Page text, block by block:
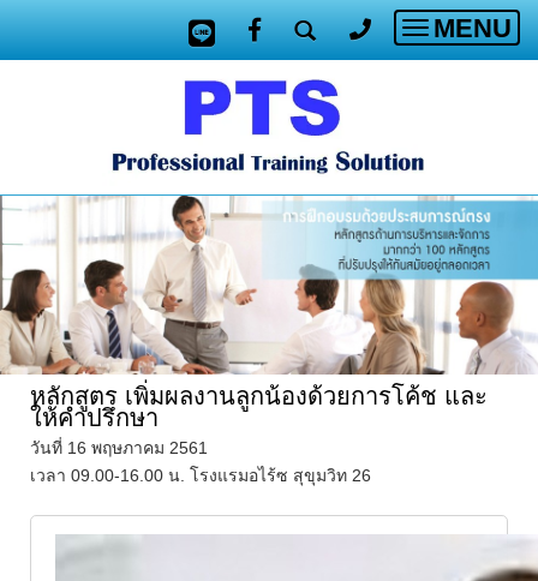
Toggle
MENU
หลักสูตร เพิ่มผลงานลูกน้องด้วยการโค้ช และ
ให้คำปรึกษา
วันที่ 16 พฤษภาคม 2561
เวลา 09.00-16.00 น. โรงแรมอไร้ซ สุขุมวิท 26